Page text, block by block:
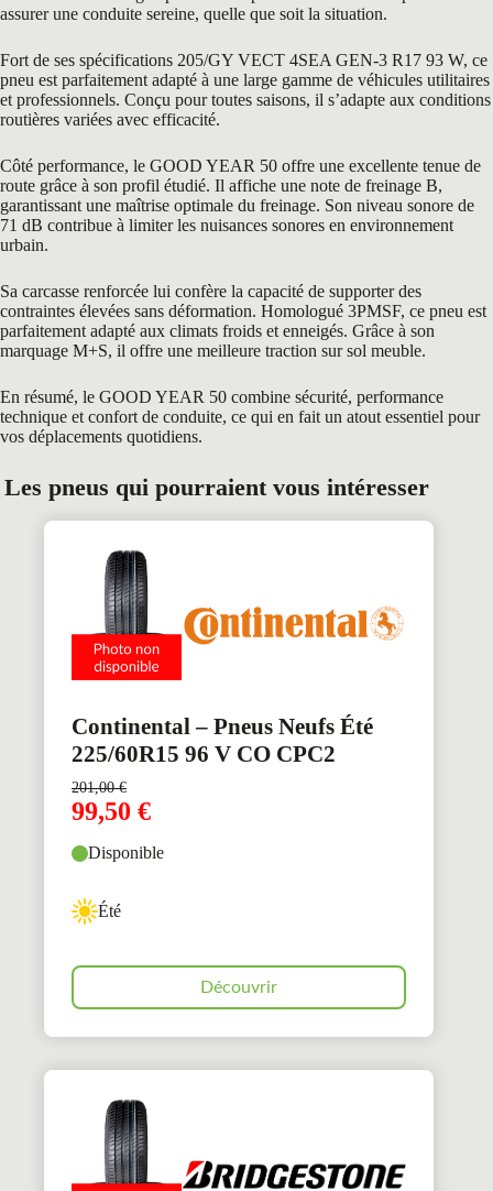
assurer une conduite sereine, quelle que soit la situation.
Fort de ses spécifications 205/GY VECT 4SEA GEN-3 R17 93 W, ce
pneu est parfaitement adapté à une large gamme de véhicules utilitaires
et professionnels. Conçu pour toutes saisons, il s’adapte aux conditions
routières variées avec efficacité.
Côté performance, le GOOD YEAR 50 offre une excellente tenue de
route grâce à son profil étudié. Il affiche une note de freinage B,
garantissant une maîtrise optimale du freinage. Son niveau sonore de
71 dB contribue à limiter les nuisances sonores en environnement
urbain.
Sa carcasse renforcée lui confère la capacité de supporter des
contraintes élevées sans déformation. Homologué 3PMSF, ce pneu est
parfaitement adapté aux climats froids et enneigés. Grâce à son
marquage M+S, il offre une meilleure traction sur sol meuble.
En résumé, le GOOD YEAR 50 combine sécurité, performance
technique et confort de conduite, ce qui en fait un atout essentiel pour
vos déplacements quotidiens.
Les pneus qui pourraient vous intéresser
Continental – Pneus Neufs Été
225/60R15 96 V CO CPC2
201,00€
99,50 €
Disponible
Été
Découvrir